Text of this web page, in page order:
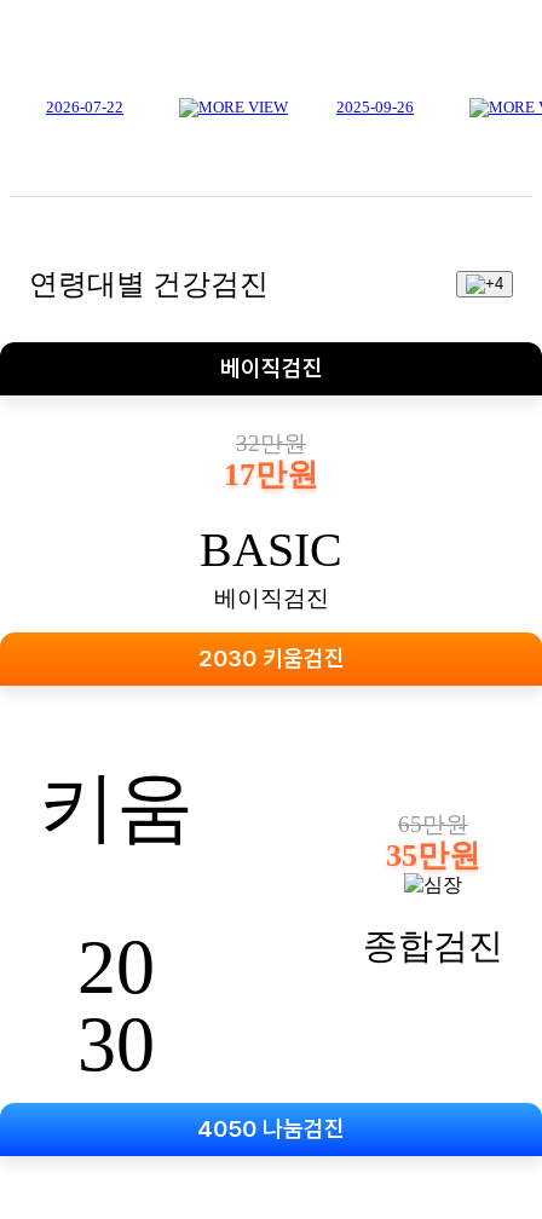
다.
2026-07-22
6일(월) 추석 휴일 10월 7일
2025-09-26
연령대별 건강검진
베이직검진
32만원
17만원
BASIC
베이직검진
2030 키움검진
키움
20
30
65만원
35만원
종합검진
4050 나눔검진